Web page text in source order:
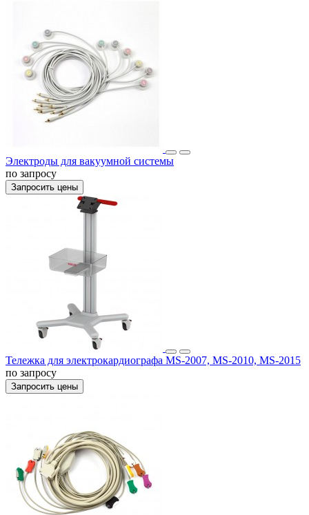
Электроды для вакуумной системы
по запросу
Запросить цены
Тележка для электрокардиографа MS-2007, MS-2010, MS-2015
по запросу
Запросить цены